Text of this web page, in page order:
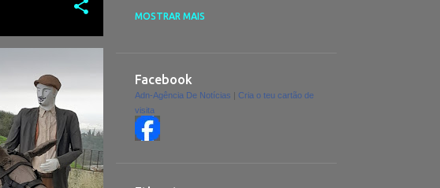
#PALMELA
2025
Passagem de ano no
Montijo promete energia,
fogo d...
Setúbal prepara viragem do
MOSTRAR MAIS
Facebook
Adn-Agência De Notícias
Cria o teu cartão de
visita